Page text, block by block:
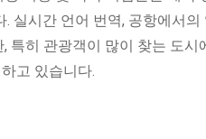
실시간 언어 번역, 공항에서의
특히 관광객이 많이 찾는 도시
고 있습니다.